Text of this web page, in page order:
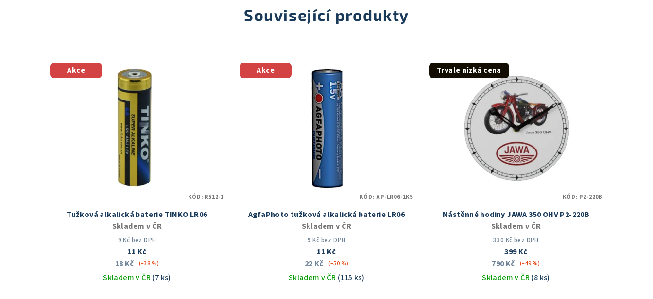
Související produkty
Akce
Tužková alkalická baterie TINKO LR06
Skladem v ČR
9 Kč bez DPH
11 Kč
18 Kč
(–38 %)
Skladem v ČR(7 ks)
KÓD: R512-1
Akce
AgfaPhoto tužková alkalická baterie LR06
Skladem v ČR
9 Kč bez DPH
11 Kč
22 Kč
(–50 %)
Skladem v ČR (115 ks)
KÓD:AP-LR06-1KS
Trvale nízká cena
Nástěnné hodiny JAWA 350 OHV P2-220B
Skladem v ČR
330 Kč bez DPH
399 Kč
790 Kč
(–49 %)
Skladem v ČR(8 ks)
KÓD: P2-220B